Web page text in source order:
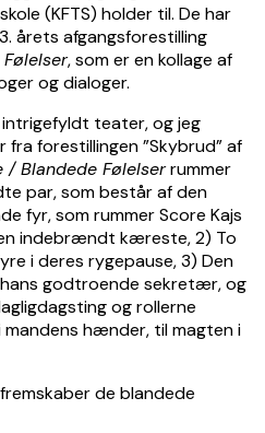
(KFTS) holder til. De har
årets afgangsforestilling
, som er en kollage af
og dialoger.
teater, og jeg
forestillingen ”Skybrud” af
/ Blandede Følelserrummer
par, som består af den
fyr, som rummer Score Kajs
indebrændt kæreste, 2) To
i deres rygepause, 3) Den
godtroende sekretær, og
og rollerne
hænder, til magten i
de blandede